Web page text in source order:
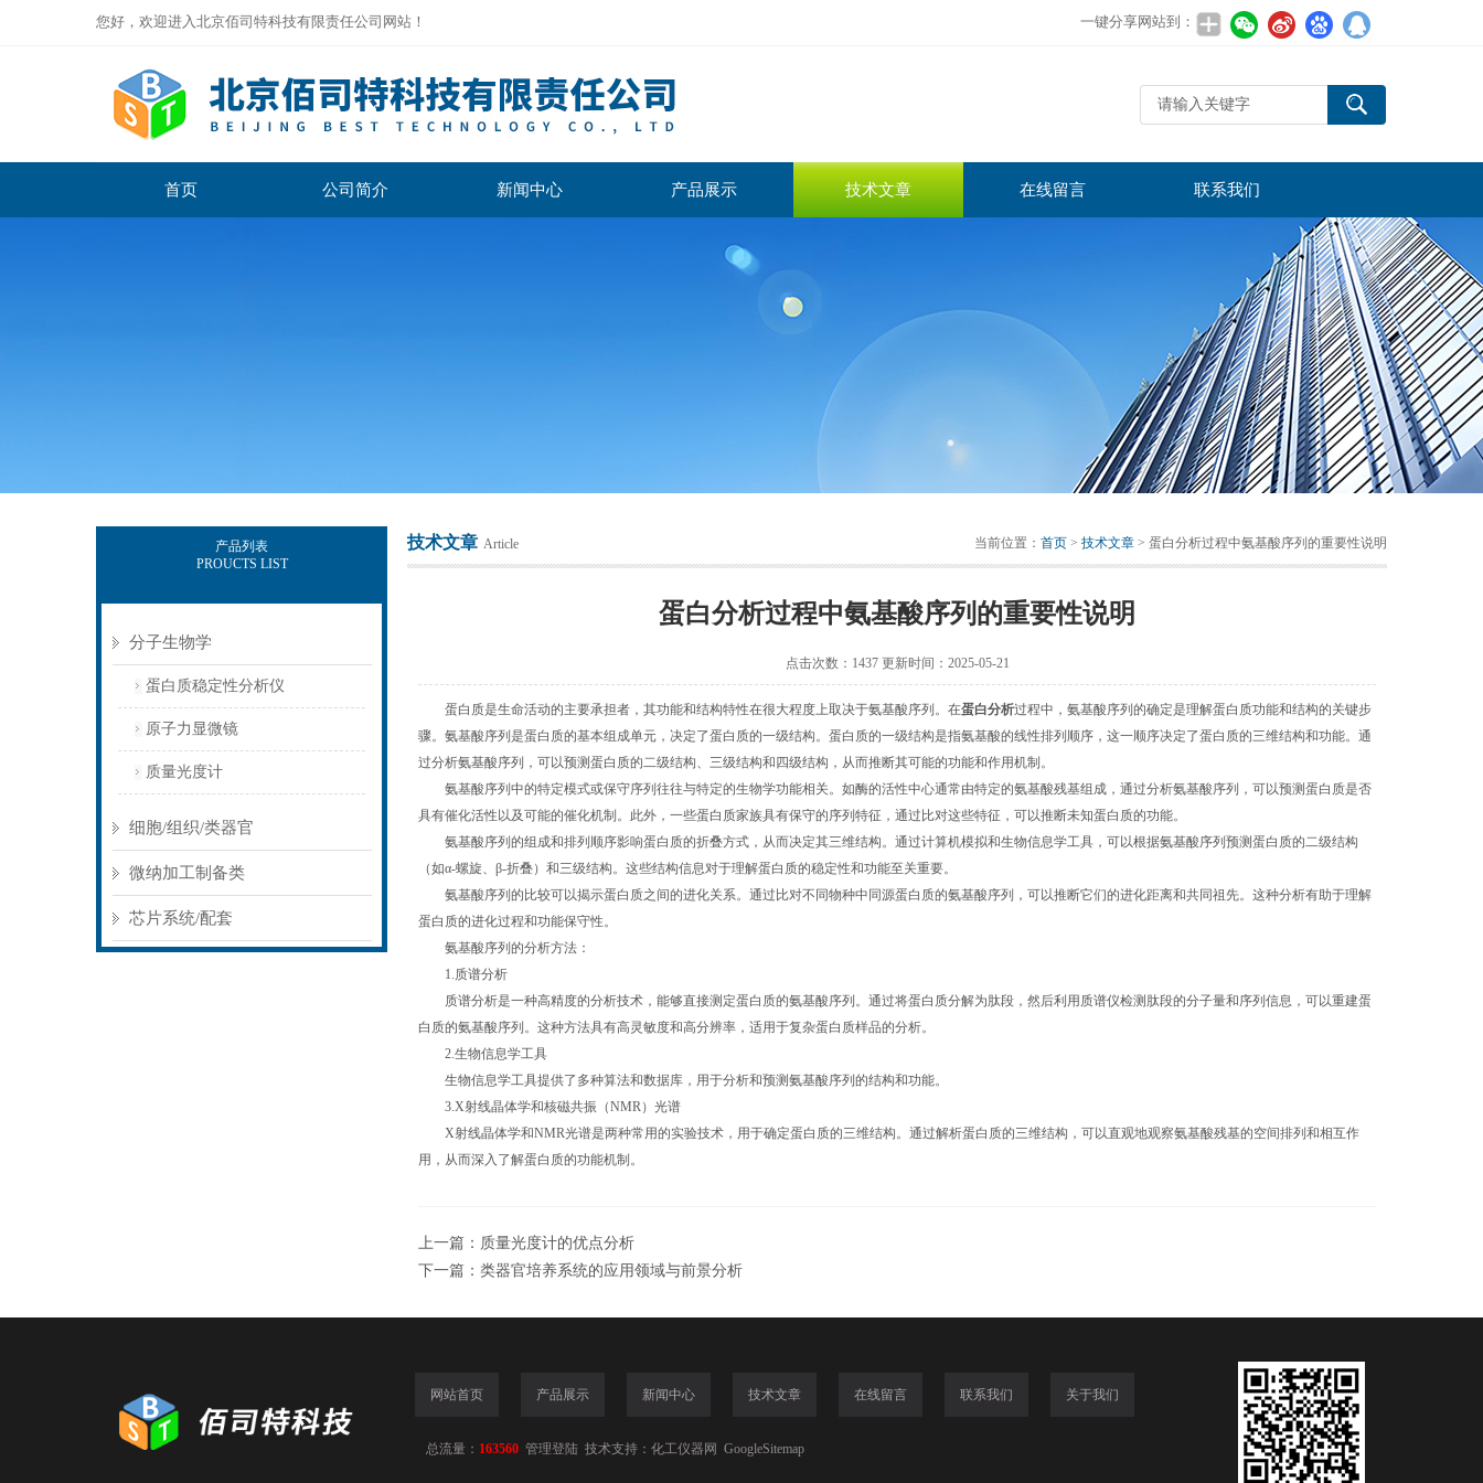
您好，欢迎进入北京佰司特科技有限责任公司网站！ 一键分享网站到：
首页 公司简介 新闻中心 产品展示 技术文章 在线留言 联系我们
产品列表
PROUCTS LIST
分子生物学
蛋白质稳定性分析仪
原子力显微镜
质量光度计
细胞/组织/类器官
微纳加工制备类
芯片系统/配套
技术文章 Article 当前位置： 首页 > 技术文章 > 蛋白分析过程中氨基酸序列的重要性说明
蛋白分析过程中氨基酸序列的重要性说明
点击次数：1437 更新时间：2025-05-21
蛋白质是生命活动的主要承担者，其功能和结构特性在很大程度上取决于氨基酸序列。在蛋白分析过程中，氨基酸序列的确定是理解蛋白质功能和结构的关键步
骤。氨基酸序列是蛋白质的基本组成单元，决定了蛋白质的一级结构。蛋白质的一级结构是指氨基酸的线性排列顺序，这一顺序决定了蛋白质的三维结构和功能。通
过分析氨基酸序列，可以预测蛋白质的二级结构、三级结构和四级结构，从而推断其可能的功能和作用机制。
氨基酸序列中的特定模式或保守序列往往与特定的生物学功能相关。如酶的活性中心通常由特定的氨基酸残基组成，通过分析氨基酸序列，可以预测蛋白质是否
具有催化活性以及可能的催化机制。此外，一些蛋白质家族具有保守的序列特征，通过比对这些特征，可以推断未知蛋白质的功能。
氨基酸序列的组成和排列顺序影响蛋白质的折叠方式，从而决定其三维结构。通过计算机模拟和生物信息学工具，可以根据氨基酸序列预测蛋白质的二级结构
（如α-螺旋、β-折叠）和三级结构。这些结构信息对于理解蛋白质的稳定性和功能至关重要。
氨基酸序列的比较可以揭示蛋白质之间的进化关系。通过比对不同物种中同源蛋白质的氨基酸序列，可以推断它们的进化距离和共同祖先。这种分析有助于理解
蛋白质的进化过程和功能保守性。
氨基酸序列的分析方法：
1.质谱分析
质谱分析是一种高精度的分析技术，能够直接测定蛋白质的氨基酸序列。通过将蛋白质分解为肽段，然后利用质谱仪检测肽段的分子量和序列信息，可以重建蛋
白质的氨基酸序列。这种方法具有高灵敏度和高分辨率，适用于复杂蛋白质样品的分析。
2.生物信息学工具
生物信息学工具提供了多种算法和数据库，用于分析和预测氨基酸序列的结构和功能。
3.X射线晶体学和核磁共振（NMR）光谱
X射线晶体学和NMR光谱是两种常用的实验技术，用于确定蛋白质的三维结构。通过解析蛋白质的三维结构，可以直观地观察氨基酸残基的空间排列和相互作
用，从而深入了解蛋白质的功能机制。
上一篇： 质量光度计的优点分析
下一篇： 类器官培养系统的应用领域与前景分析
网站首页 产品展示 新闻中心 技术文章 在线留言 联系我们 关于我们
总流量： 163560 管理登陆 技术支持： 化工仪器网 GoogleSitemap